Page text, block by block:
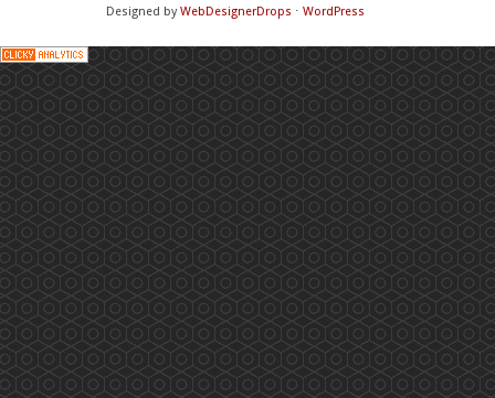
Designed byWebDesignerDrops ⋅ WordPress